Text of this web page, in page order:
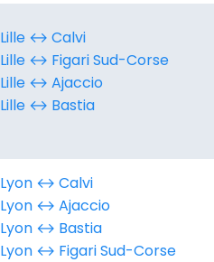
Lille ↔︎ Calvi
Lille ↔︎ Figari Sud-Corse
Lille ↔︎ Ajaccio
Lille ↔︎ Bastia
Lyon ↔︎ Calvi
Lyon ↔︎ Ajaccio
Lyon ↔︎ Bastia
Lyon ↔︎ Figari Sud-Corse